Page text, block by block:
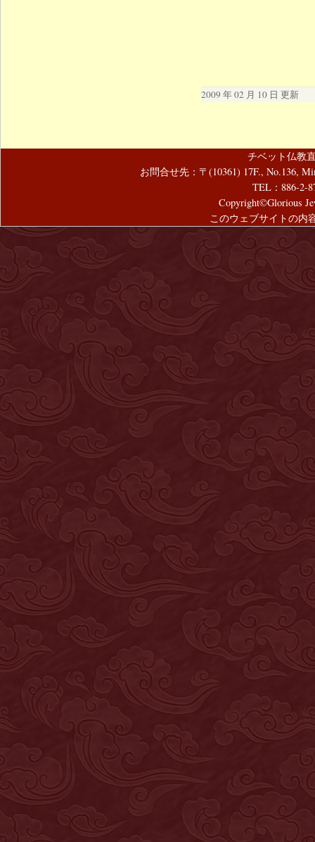
2009 年 02 月 10 日 更新
チベット仏教
お問合せ先：〒(10361) 17F., No.136,
TEL：886-2-
Copyright©Glorious
このウェブサイトの内